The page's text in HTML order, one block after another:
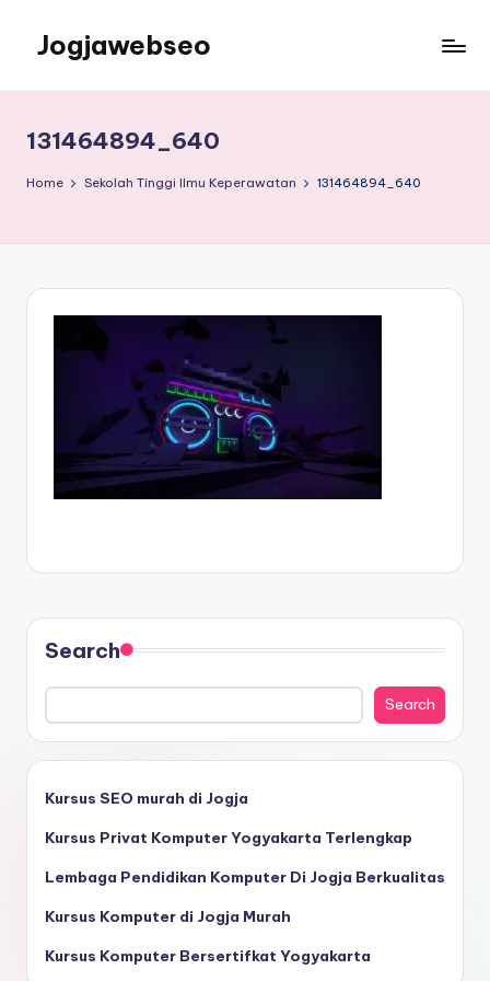
Jogjawebseo
131464894_640
Home Sekolah Tinggi Ilmu Keperawatan 131464894_640
Search
Search
Kursus SEO murah di Jogja
Kursus Privat Komputer Yogyakarta Terlengkap
Lembaga Pendidikan Komputer Di Jogja Berkualitas
Kursus Komputer di Jogja Murah
Kursus Komputer Bersertifkat Yogyakarta